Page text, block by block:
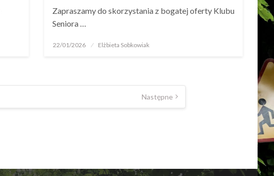
Zapraszamy do skorzystania z bogatej oferty Klubu
Seniora …
22/01/2026 Elżbieta Sobkowiak
Następne